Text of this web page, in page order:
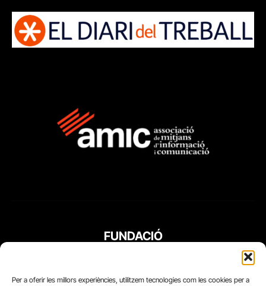
Per a oferir les millors experiències, utilitzem tecnologies com les cookies per a
FUNDACIÓ